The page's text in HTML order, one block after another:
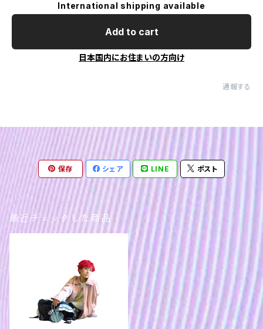
International shipping available
Add to cart
日本国内にお住まいの方向け
通報する
保存 シェア LINE ポスト
最近チェックした商品